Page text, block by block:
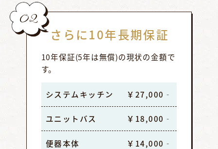
02
さらに10年長期保証
10年保証(5年は無償)の現状の金額で
す。
システムキッチン ￥27,000‐
ユニットバス ￥18,000‐
便器本体 ￥14,000‐